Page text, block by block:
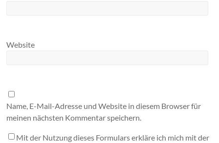
Website
Name, E-Mail-Adresse und Website in diesem Browser für
meinen nächsten Kommentar speichern.
Mit der Nutzung dieses Formulars erkläre ich mich mit der